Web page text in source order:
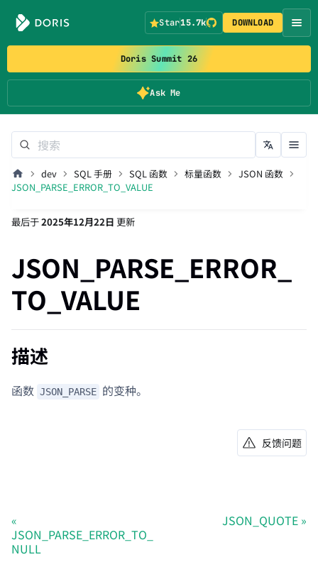
Doris Summit 26
Ask Me
Star15.7k DOWNLOAD
dev SQL 手册 SQL 函数 标量函数
JSON 函数
JSON_PARSE_ERROR_TO_VALUE
最后于2025年12月22日 更新
JSON_PARSE_ERROR_
TO_VALUE
描述
函数 JSON_PARSE 的变种。
反馈问题
JSON_PARSE_ERROR_TO_
NULL
JSON_QUOTE